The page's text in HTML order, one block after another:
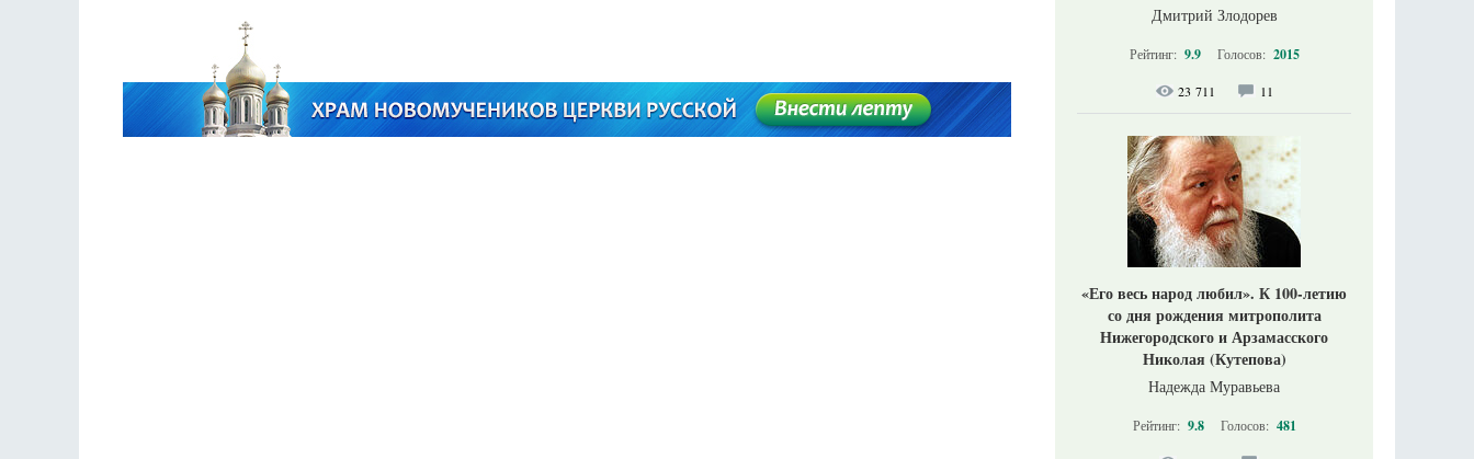
Дмитрий Злодорев
Рейтинг: 9.9 Голосов: 2015
23 711 11
«Его весь народ любил». К 100-летию
со дня рождения митрополита
Нижегородского и Арзамасского
Николая (Кутепова)
Надежда Муравьева
Рейтинг: 9.8 Голосов: 481